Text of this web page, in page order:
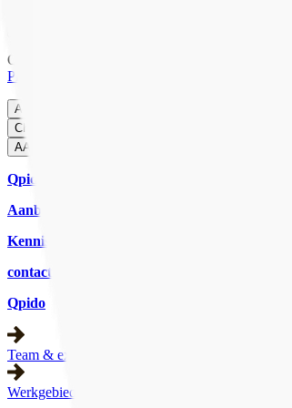
Onze website gebruikt cookies om ervoor te
Privacybeleid
Accepteren
CHAT MET ONS
AANMELDEN
Qpido
Aanbod
Kennisbank
contact
Qpido
Team & expertise
Werkgebied